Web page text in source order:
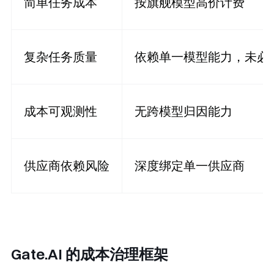
复杂任务质量 依赖单一模型能力，未必
成本可观测性 无跨模型归因能力
供应商依赖风险 深度绑定单一供应商
Gate.AI 的成本治理框架